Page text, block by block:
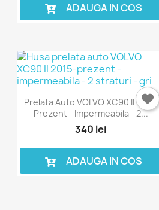
ADAUGA IN COS
Prelata Auto VOLVO XC90 II 2015-
Prezent - Impermeabila - 2...
340 lei
ADAUGA IN COS